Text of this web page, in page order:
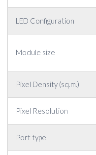
LED Configuration
Module size
Pixel Density (sq.m.)
Pixel Resolution
Port type